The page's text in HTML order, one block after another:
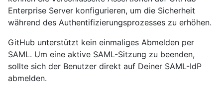
Enterprise Server konfigurieren, um die Sicherheit
während des Authentifizierungsprozesses zu erhöhen.
GitHub unterstützt kein einmaliges Abmelden per
SAML. Um eine aktive SAML-Sitzung zu beenden,
sollte sich der Benutzer direkt auf Deiner SAML-IdP
abmelden.